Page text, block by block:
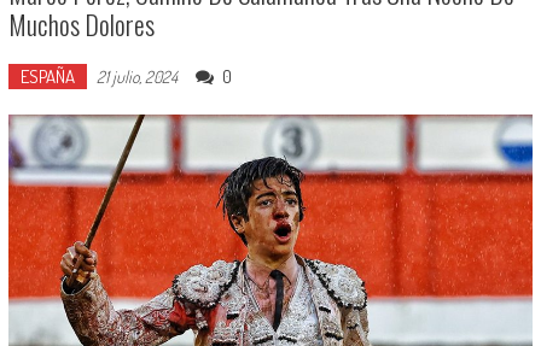
Muchos Dolores
ESPAÑA 21 julio, 2024 0